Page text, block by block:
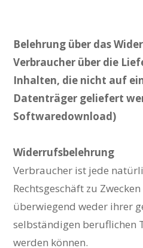
Belehrung über das
Verbraucher über die
Inhalten, die nicht auf
Datenträger geliefert
Softwaredownload)
Widerrufsbelehrung
Verbraucher ist jede
Rechtsgeschäft zu
überwiegend weder ihrer
selbständigen beruflichen
werden können.